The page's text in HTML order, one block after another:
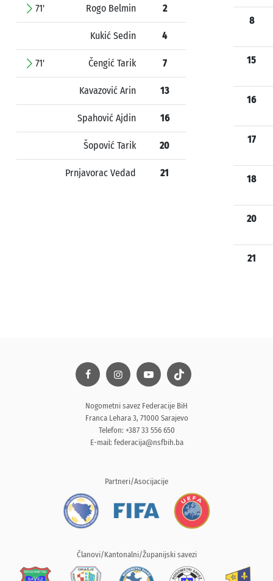
71' Rogo Belmin 2
Kukić Sedin 4
71' Čengić Tarik 7
Kavazović Arin 13
Spahović Ajdin 16
Šopović Tarik 20
Prnjavorac Vedad 21
8
15
16
17
18
20
21
Nogometni savez Federacije BiH
Franca Lehara 3, 71000 Sarajevo
Telefon: +387 33 556 650
E-mail: federacija@nsfbih.ba
Partneri/Asocijacije
Članovi/Kantonalni/Županijski savezi